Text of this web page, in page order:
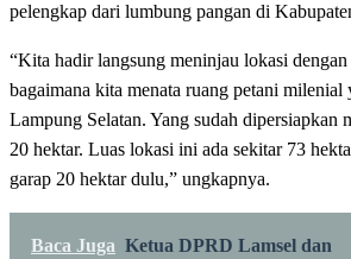
pelengkap dari lumbung pangan di
“Kita hadir langsung meninjau lokasi
bagaimana kita menata ruang petani milenial
Lampung Selatan. Yang sudah dipersiapkan
20 hektar. Luas lokasi ini ada sekitar 73
garap 20 hektar dulu,” ungkapnya.
Baca Juga Ketua DPRD Lamsel dan